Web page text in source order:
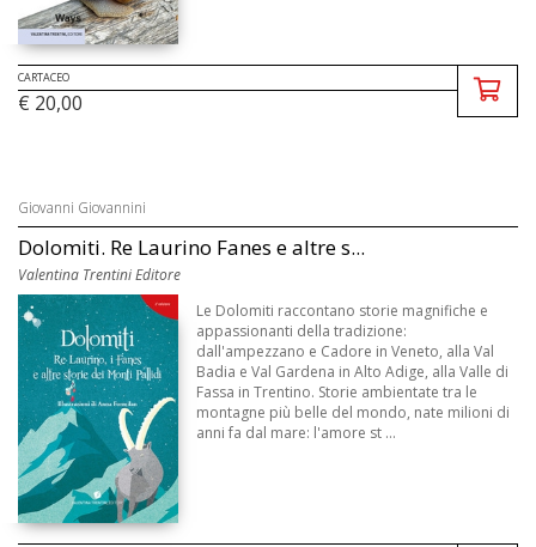
CARTACEO
€ 20,00
Giovanni Giovannini
Dolomiti. Re Laurino Fanes e altre s...
Valentina Trentini Editore
Le Dolomiti raccontano storie magnifiche e
appassionanti della tradizione:
dall'ampezzano e Cadore in Veneto, alla Val
Badia e Val Gardena in Alto Adige, alla Valle di
Fassa in Trentino. Storie ambientate tra le
montagne più belle del mondo, nate milioni di
anni fa dal mare: l'amore st ...